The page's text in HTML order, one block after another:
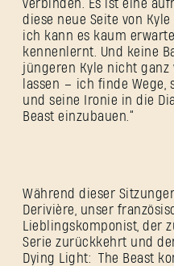
verbinden. Es ist eine
diese neue Seite von
ich kann es kaum
kennenlernt. Und keine
jüngeren Kyle nicht ganz
lassen – ich finde Wege,
und seine Ironie in die
Beast einzubauen.“
Während dieser
Derivière, unser
Lieblingskomponist, der
Serie zurückkehrt und
Dying Light: The Beast